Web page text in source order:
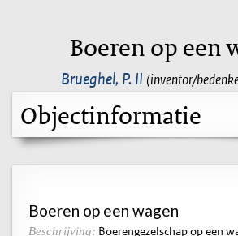
Boeren op een
Brueghel, P. II (inventor/
Objectinformatie
Boeren op een wagen
Beschrijving: Boerengezelschap op een